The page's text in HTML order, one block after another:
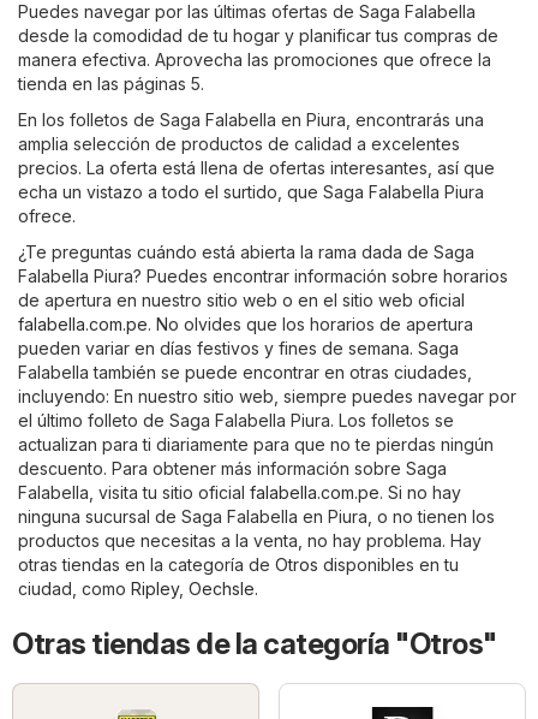
Puedes navegar por las últimas ofertas de Saga Falabella
desde la comodidad de tu hogar y planificar tus compras de
manera efectiva. Aprovecha las promociones que ofrece la
tienda en las páginas 5.
En los folletos de Saga Falabella en Piura, encontrarás una
amplia selección de productos de calidad a excelentes
precios. La oferta está llena de ofertas interesantes, así que
echa un vistazo a todo el surtido, que Saga Falabella Piura
ofrece.
¿Te preguntas cuándo está abierta la rama dada de Saga
Falabella Piura? Puedes encontrar información sobre horarios
de apertura en nuestro sitio web o en el sitio web oficial
falabella.com.pe. No olvides que los horarios de apertura
pueden variar en días festivos y fines de semana. Saga
Falabella también se puede encontrar en otras ciudades,
incluyendo: En nuestro sitio web, siempre puedes navegar por
el último folleto de Saga Falabella Piura. Los folletos se
actualizan para ti diariamente para que no te pierdas ningún
descuento. Para obtener más información sobre Saga
Falabella, visita tu sitio oficial falabella.com.pe. Si no hay
ninguna sucursal de Saga Falabella en Piura, o no tienen los
productos que necesitas a la venta, no hay problema. Hay
otras tiendas en la categoría de Otros disponibles en tu
ciudad, como Ripley, Oechsle.
Otras tiendas de la categoría "Otros"